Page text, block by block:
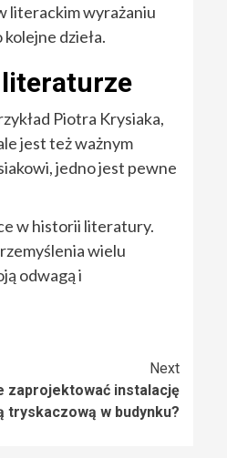
literackim wyrażaniu
dzieła.
literaturze
Piotra Krysiaka,
jest też ważnym
jedno jest pewne
w historii literatury.
wielu
odwagą i
Next
zaprojektować instalację
tryskaczową w budynku?